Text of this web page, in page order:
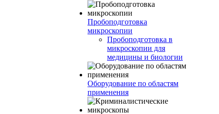
Пробоподготовка
микроскопии
Пробоподготовка в
микроскопии для
медицины и биологии
Оборудование по областям
применения